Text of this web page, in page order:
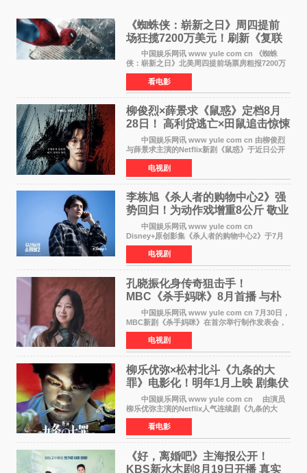
《蜘蛛侠：崭新之日》周四提前
场狂揽7200万美元！刷新《复联
4》保持影史纪录
中国娱乐网讯 www yule com cn 《蜘蛛
侠：崭新之日》北美周四提前场票房粗报7200万
美元，创下影史单片北美提前场票房新纪录——
此前该纪录由《复仇者联盟4：终局之战》的6000
万美元保持，本
看电影
柳俊烈×薛景求《鼠惑》定档8月
28日！ 高利贷逃亡×田鼠追击惊悚
来袭
中国娱乐网讯 www yule com cn 由柳俊烈
与薛景求主演的Netflix新剧《鼠惑》于近日公开
主海报，正式定档8月28日上线。 海报中，柳
俊烈与薛景求背对背站立，各自朝向相反方向，
幽暗的色调与
电视剧
李栋旭《杀人者的购物中心2》强
势回归！为动作戏增重8公斤 敬业
获赞
中国娱乐网讯 www yule com cn
Disney+原创影集《杀人者的购物中心2》于7月
22日正式上线，由男神李栋旭主演的郑进湾以2 0
完全体强势回归。该剧第一季曾被《纽约时报》
评选为全球最佳影集之一
电视剧
孔晓振化身传奇狙击手！
MBC《杀手妈咪》8月首播 与朴
恩斌展开收视对决
中国娱乐网讯 www yule com cn 7月30日，
MBC新剧《杀手妈咪》在首尔举行制作发表会，
主演孔晓振、郑准元、李相二、无真星、崔宇
成、李银泉等人一同出席，为新剧宣传造势。这
是孔晓振继《毛骨
电视剧
柳乐优弥×松村北斗《九条的大
罪》电影化！明年1月上映 剧集伏
笔将全面揭晓
中国娱乐网讯 www yule com cn 由演员
柳乐优弥主演的Netflix人气连续剧《九条的大
罪》正式宣布改编为电影，将于明年1月8日全国
上映。柳乐优弥与SixTONES松村北斗再度联
手，为观众带来这部
看电影
《好，离婚吧》主海报公开！
KBS新水木剧8月19日开播 真实